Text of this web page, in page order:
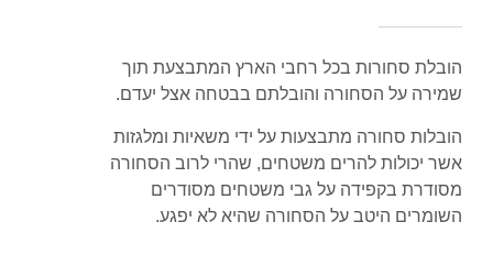
הובלת סחורות בכל רחבי הארץ המתבצעת תוך
שמירה על הסחורה והובלתם בבטחה אצל יעדם.
הובלות סחורה מתבצעות על ידי משאיות ומלגזות
אשר יכולות להרים משטחים, שהרי לרוב הסחורה
מסודרת בקפידה על גבי משטחים מסודרים
השומרים היטב על הסחורה שהיא לא יפגע.